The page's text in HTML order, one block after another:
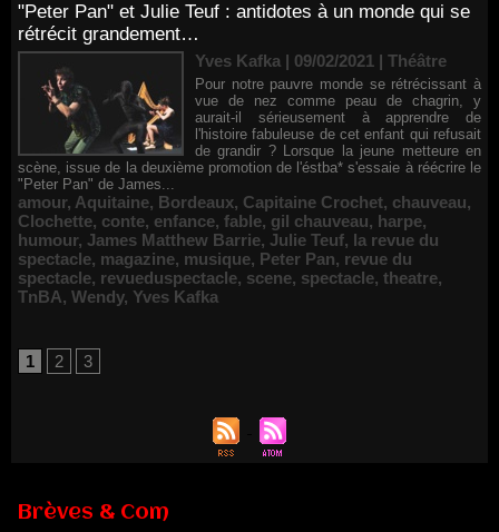
"Peter Pan" et Julie Teuf : antidotes à un monde qui se
rétrécit grandement…
Yves Kafka | 09/02/2021 | Théâtre
Pour notre pauvre monde se rétrécissant à
vue de nez comme peau de chagrin, y
aurait-il sérieusement à apprendre de
l'histoire fabuleuse de cet enfant qui refusait
de grandir ? Lorsque la jeune metteure en
scène, issue de la deuxième promotion de l'éstba* s'essaie à réécrire le
"Peter Pan" de James...
amour, Aquitaine, Bordeaux, Capitaine Crochet, chauveau,
Clochette, conte, enfance, fable, gil chauveau, harpe,
humour, James Matthew Barrie, Julie Teuf, la revue du
spectacle, magazine, musique, Peter Pan, revue du
spectacle, revueduspectacle, scene, spectacle, theatre,
TnBA, Wendy, Yves Kafka
1 2 3
Brèves & Com
Théâtre national de la danse
05/08/2026